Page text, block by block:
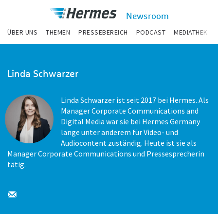
Newsroom
ÜBER UNS THEMEN PRESSEBEREICH PODCAST MEDIATHEK
Linda Schwarzer
Linda Schwarzer ist seit 2017 bei Hermes. Als
Manager Corporate Communications and
Digital Media war sie bei Hermes Germany
lange unter anderem für Video- und
Audiocontent zuständig. Heute ist sie als
Manager Corporate Communications und Pressesprecherin
tätig.